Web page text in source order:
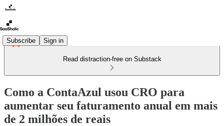
Subscribe Sign in
Read distraction-free on Substack
Como a ContaAzul usou CRO para
aumentar seu faturamento anual em mais
de 2 milhões de reais